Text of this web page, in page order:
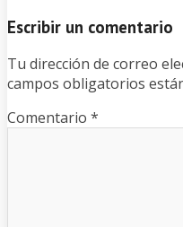
Escribir un comentario
Tu dirección de correo
campos obligatorios
Comentario *